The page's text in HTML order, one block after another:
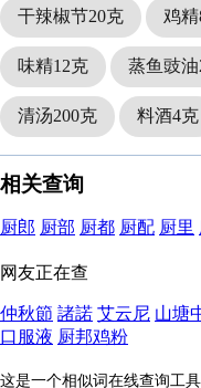
干辣椒节20克 鸡
味精12克 蒸鱼豉
清汤200克 料酒4克
相关查询
厨郎 厨部 厨都 厨配 厨里
网友正在查
仲秋節 諸諾 艾云尼 山塘
口服液 厨邦鸡粉
这是一个相似词在线查询工